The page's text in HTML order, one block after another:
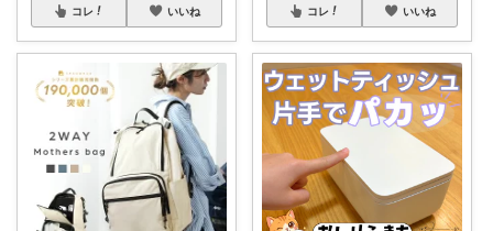
コレ いいね コレ いいね